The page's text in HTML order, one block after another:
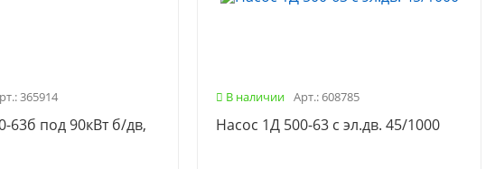
365914
63б под 90кВт б/дв,
В наличии Арт.: 608785
Насос 1Д 500-63 с эл.дв. 45/1000